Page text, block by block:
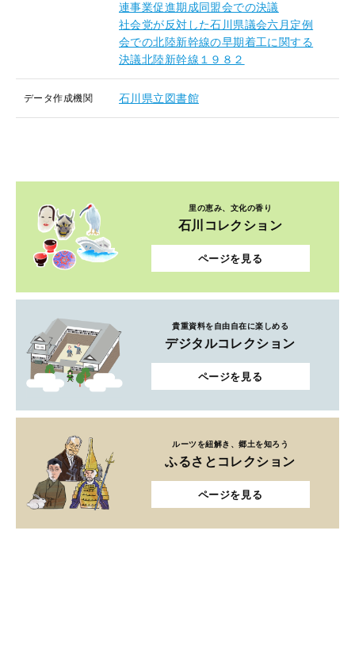
連事業促進期成同盟会での決議
社会党が反対した石川県議会六月定例
会での北陸新幹線の早期着工に関する
決議北陸新幹線１９８２
データ作成機関 石川県立図書館
里の恵み、文化の香り
石川コレクション
ページを見る
貴重資料を自由自在に楽しめる
デジタルコレクション
ページを見る
ルーツを紐解き、郷土を知ろう
ふるさとコレクション
ページを見る